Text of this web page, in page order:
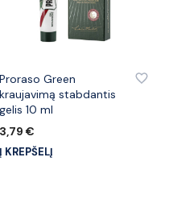
Proraso Green
kraujavimą stabdantis
gelis 10 ml
3,79 €
Į KREPŠELĮ